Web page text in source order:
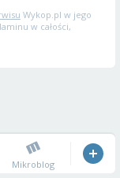
Wykop.pl w jego
w całości,
Mikroblog